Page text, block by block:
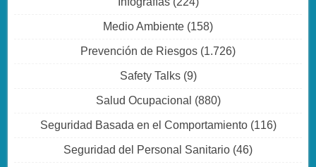
Medio Ambiente (158)
Prevención de Riesgos (1.726)
Safety Talks(9)
Salud Ocupacional (880)
Seguridad Basada en el Comportamiento(116)
Seguridad del Personal Sanitario (46)